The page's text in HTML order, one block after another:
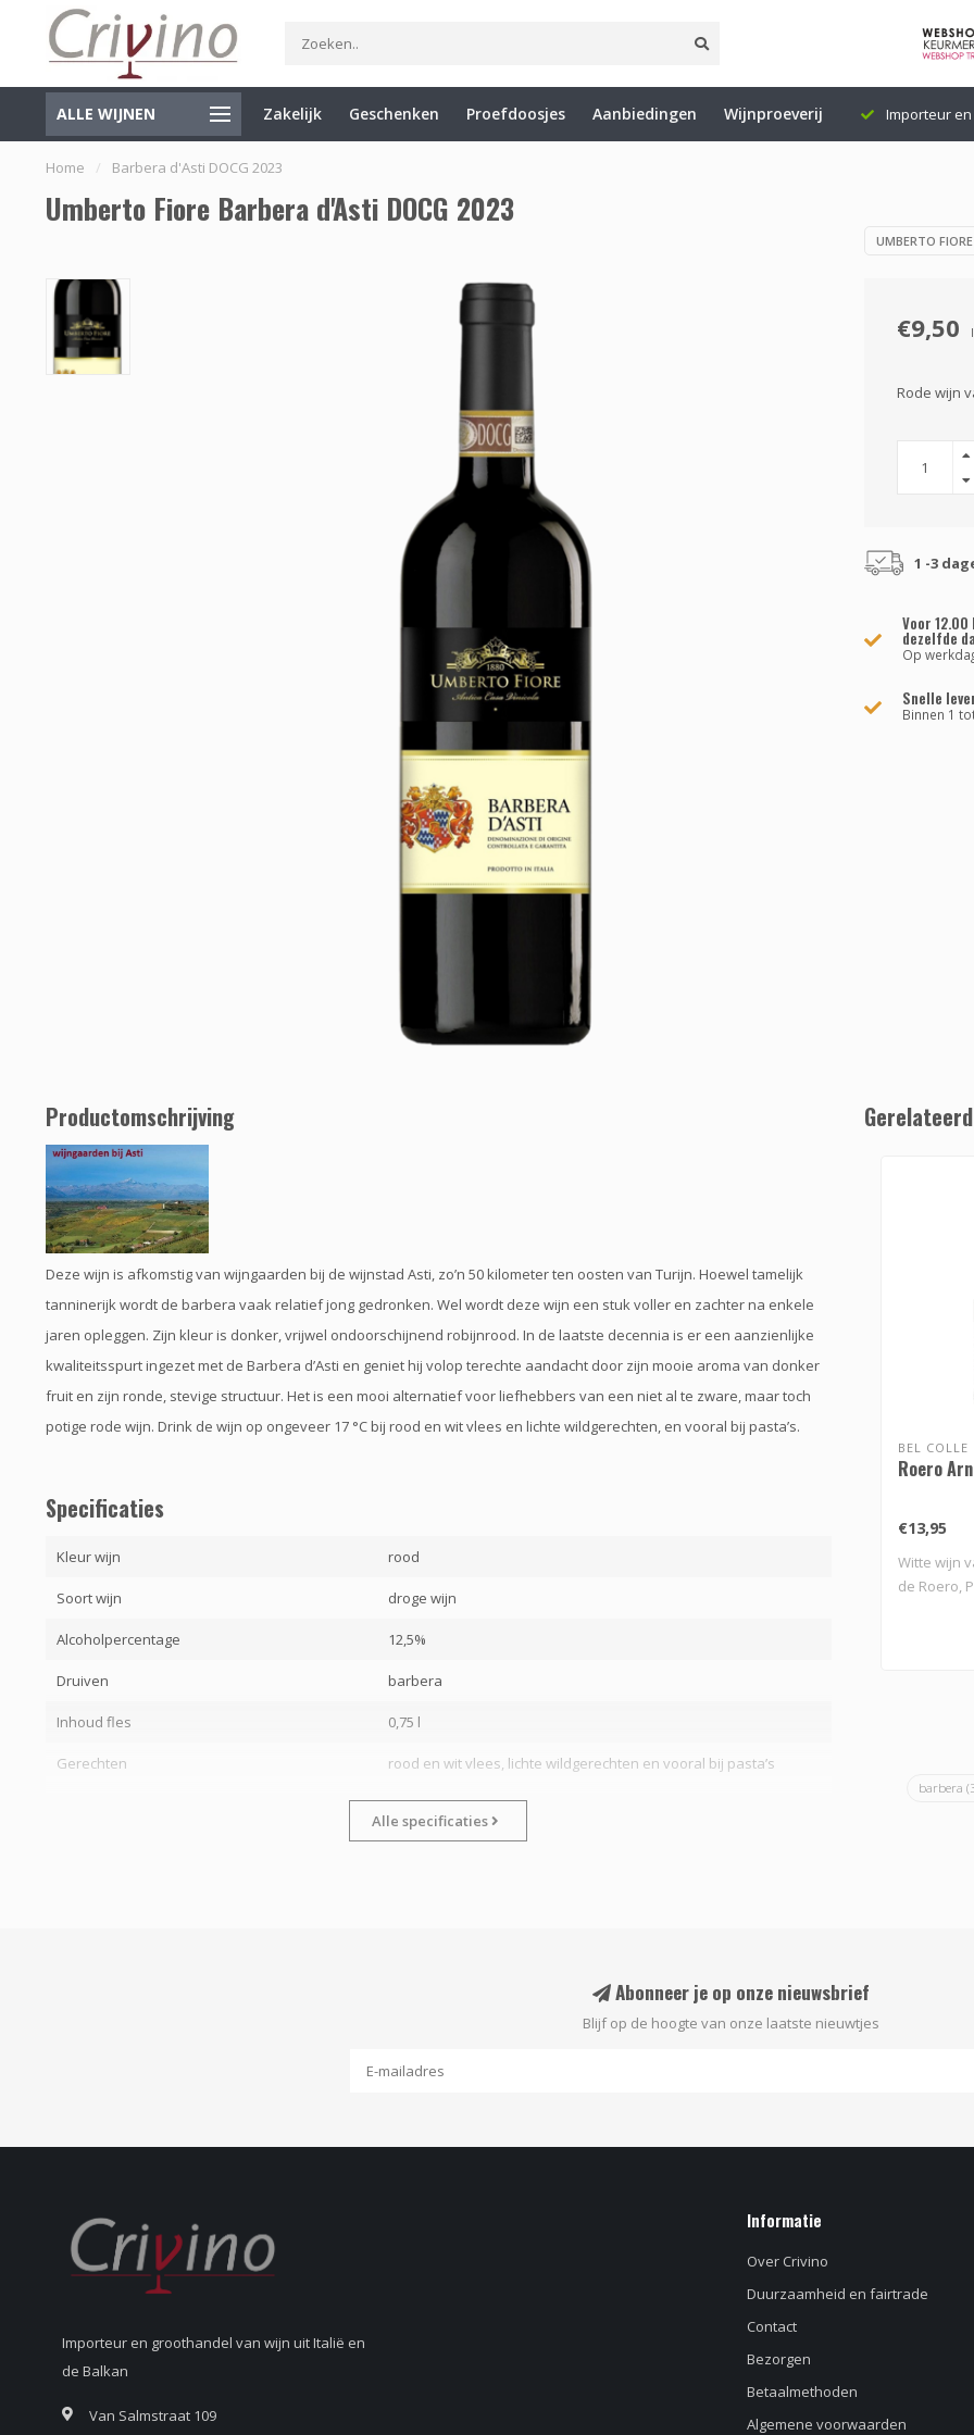
ALLE WIJNEN Zakelijk Geschenken Proefdoosjes Aanbiedingen Wijnproeverij
Specialist in Italië en de Balkan Gratis verzending vanaf €75 (NL) Levering binnen 1 tot 3 werkdagen Importeur
Home / Barbera d'Asti DOCG 2023
Umberto Fiore Barbera d'Asti DOCG 2023
UMBERTO FIORE
€9,50
Rode wijn
1 -3
Voor
dezelfde
Op
Snelle
Binnen 1
Productomschrijving
Deze wijn is afkomstig van wijngaarden bij de wijnstad Asti, zo’n 50 kilometer ten oosten van Turijn. Hoewel tamelijk
tanninerijk wordt de barbera vaak relatief jong gedronken. Wel wordt deze wijn een stuk voller en zachter na enkele
jaren opleggen. Zijn kleur is donker, vrijwel ondoorschijnend robijnrood. In de laatste decennia is er een aanzienlijke
kwaliteitsspurt ingezet met de Barbera d’Asti en geniet hij volop terechte aandacht door zijn mooie aroma van donker
fruit en zijn ronde, stevige structuur. Het is een mooi alternatief voor liefhebbers van een niet al te zware, maar toch
potige rode wijn. Drink de wijn op ongeveer 17 °C bij rood en wit vlees en lichte wildgerechten, en vooral bij pasta’s.
Specificaties
Kleur wijn rood
Soort wijn droge wijn
Alcoholpercentage 12,5%
Druiven barbera
Inhoud fles 0,75 l
Gerechten rood en wit vlees, lichte wildgerechten en vooral bij pasta’s
Alle specificaties
BEL COLLE
Roero
€13,95
Witte wijn
de Roero,
barbera
Abonneer je op onze nieuwsbrief
Blijf op de hoogte van onze laatste nieuwtjes
Importeur en groothandel van wijn uit Italië en
de Balkan
Van Salmstraat 109
Informatie
Over Crivino
Duurzaamheid en fairtrade
Contact
Bezorgen
Betaalmethoden
Algemene voorwaarden